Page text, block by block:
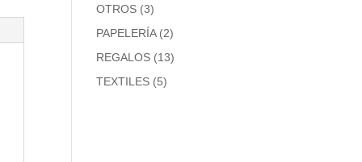
OTROS 33
productos
PAPELERÍA 22
productos
REGALOS 1313
TEXTILES 55